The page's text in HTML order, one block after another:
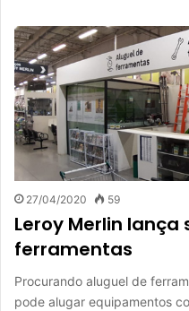
27/04/2020 59
Leroy Merlin
ferramentas
Procurando aluguel de
pode alugar equipamentos